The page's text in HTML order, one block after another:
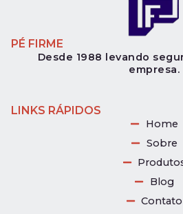
PÉ FIRME
Desde 1988 levando
empresa.
LINKS RÁPIDOS
Home
Sobre
Blog
Contato